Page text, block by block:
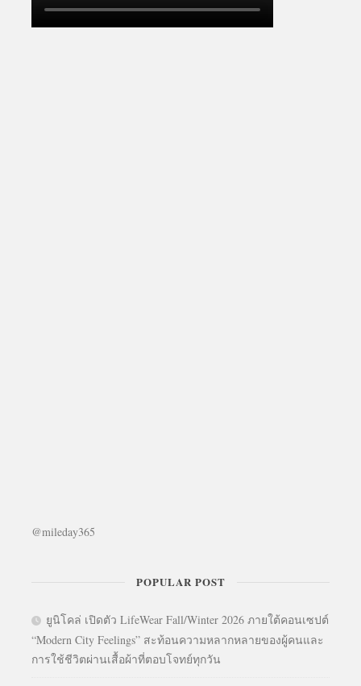
@mileday365
POPULAR POST
ยูนิโคล่ เปิดตัว LifeWear Fall/Winter 2026 ภายใต้คอนเซปต์
“Modern City Feelings” สะท้อนความหลากหลายของผู้คนและ
การใช้ชีวิตผ่านเสื้อผ้าที่ตอบโจทย์ทุกวัน